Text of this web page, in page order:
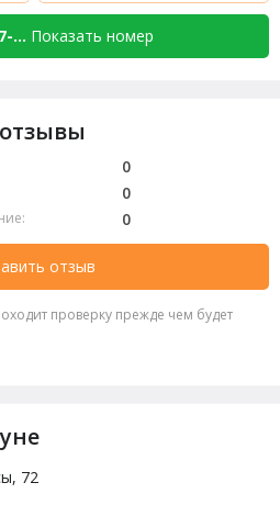
... Показать номер
0
0
0
отзыв
проверку прежде чем будет
72